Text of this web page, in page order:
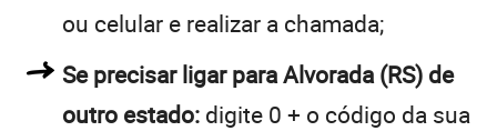
ou celular e realizar a chamada;
Se precisar ligar para Alvorada (RS) de
outro estado: digite 0 + o código da sua